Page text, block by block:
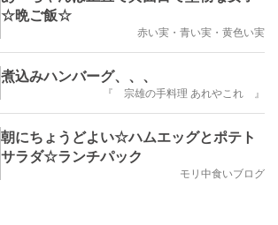
☆晩ご飯☆
赤い実・青い実・黄色い実
煮込みハンバーグ、、、
『 宗雄の手料理 あれやこれ 』
朝にちょうどよい☆ハムエッグとポテト
サラダ☆ランチパック
モリ中食いブログ